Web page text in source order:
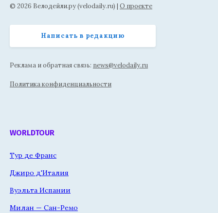
© 2026 Велодейли.ру (velodaily.ru) | О проекте
Написать в редакцию
Реклама и обратная связь: news@velodaily.ru
Политика конфиденциальности
WORLDTOUR
Тур де Франс
Джиро д'Италия
Вуэльта Испании
Милан — Сан-Ремо